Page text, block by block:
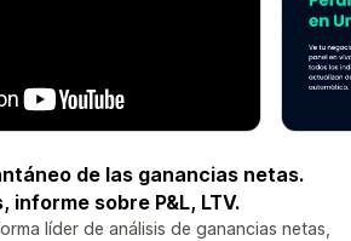
de las ganancias netas.
sobre P&L, LTV.
líder de análisis de ganancias netas,